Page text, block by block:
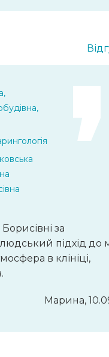
за
підхід до
в клініці,
Марина,